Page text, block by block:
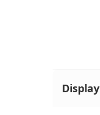
Display